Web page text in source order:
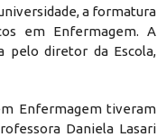
a formatura
em Enfermagem. A
pelo diretor da Escola,
Enfermagem tiveram
Daniela Lasari